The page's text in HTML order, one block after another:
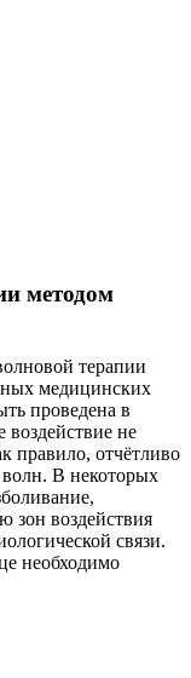
методом
терапии
медицинских
проведена в
воздействие не
правило, отчётливо
В некоторых
зон воздействия
связи.
необходимо